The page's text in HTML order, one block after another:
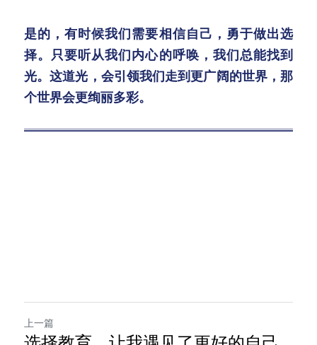
是的，有时候我们需要相信自己，勇于做出选
择。只要听从我们内心的呼唤，我们总能找到
光。这道光，会引领我们走到更广阔的世界，那
个世界会更绚丽多彩。
上一篇